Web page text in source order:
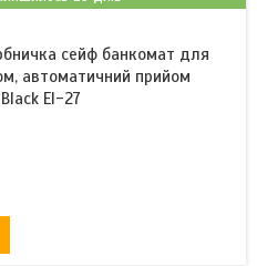
сейф банкомат для
автоматичний прийом
EI-27